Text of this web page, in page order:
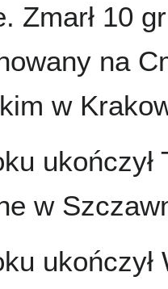
Zmarł 10
na
w
ukończył
w
ukończył